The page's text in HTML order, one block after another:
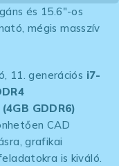
és 15.6″-os
mégis masszív
11. generációs i7-
GDDR6)
CAD
grafikai
is kiváló.